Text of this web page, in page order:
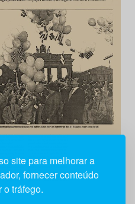
site para melhorar a
fornecer conteúdo
tráfego.